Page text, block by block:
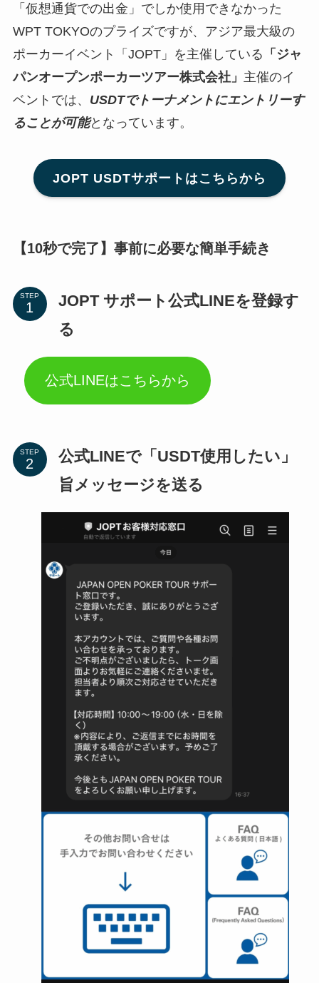
「仮想通貨での出金」でしか使用できなかった
WPT TOKYOのプライズですが、アジア最大級の
ポーカーイベント「JOPT」を主催している 「ジャ
パンオープンポーカーツアー株式会社」 主催のイ
ベントでは、 USDTでトーナメントにエントリーす
ることが可能となっています。
JOPT USDTサポートはこちらから
【10秒で完了】事前に必要な簡単手続き
STEP
JOPT サポート公式LINEを登録す
る
公式LINEはこちらから
STEP
公式LINEで「USDT使用したい」
旨メッセージを送る